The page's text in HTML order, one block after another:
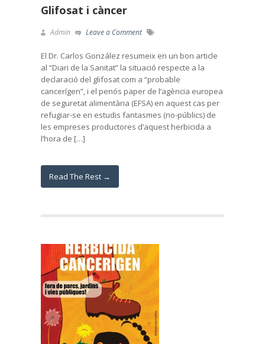
Glifosat i càncer
Admin Leave a Comment
El Dr. Carlos González resumeix en un bon article
al “Diari de la Sanitat” la situació respecte a la
declaració del glifosat com a “probable
cancerígen”, i el penós paper de l’agència europea
de seguretat alimentària (EFSA) en aquest cas per
refugiar-se en estudis fantasmes (no-públics) de
les empreses productores d’aquest herbicida a
l’hora de […]
Read The Rest →